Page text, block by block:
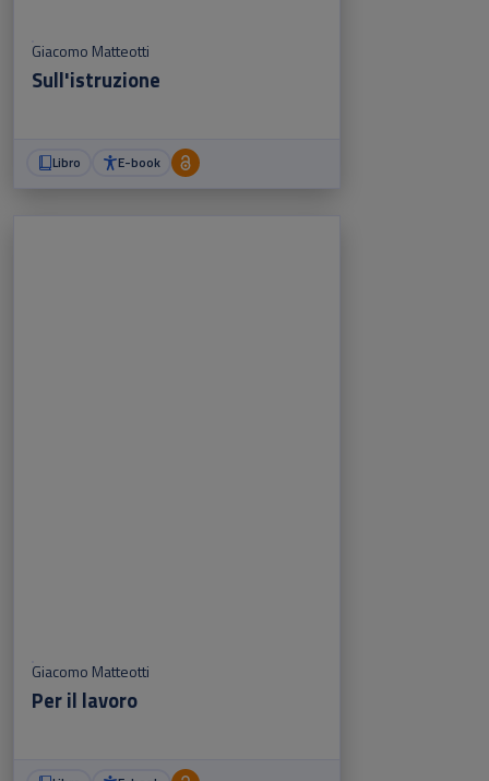
Giacomo Matteotti
Sull'istruzione
Libro E-book
Giacomo Matteotti
Per il lavoro